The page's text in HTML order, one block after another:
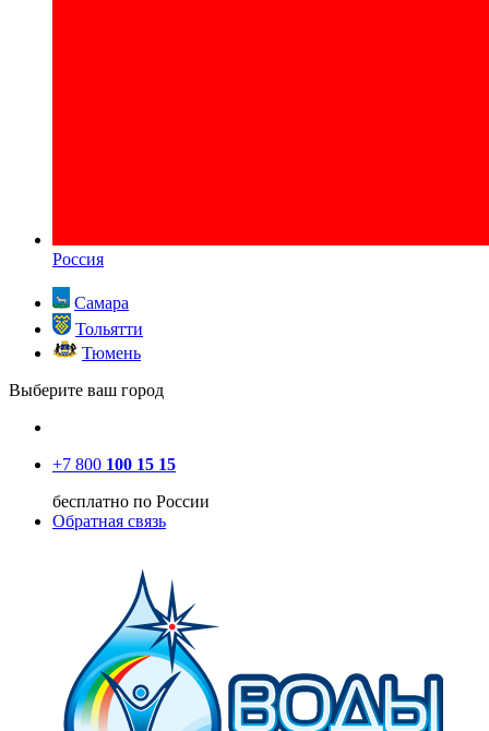
Россия
Самара
Тольятти
Тюмень
Выберите ваш город
+7 800 100 15 15
бесплатно по России
Обратная связь